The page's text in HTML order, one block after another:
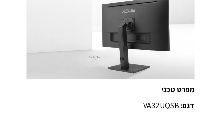
מפרט טכני
דגם: